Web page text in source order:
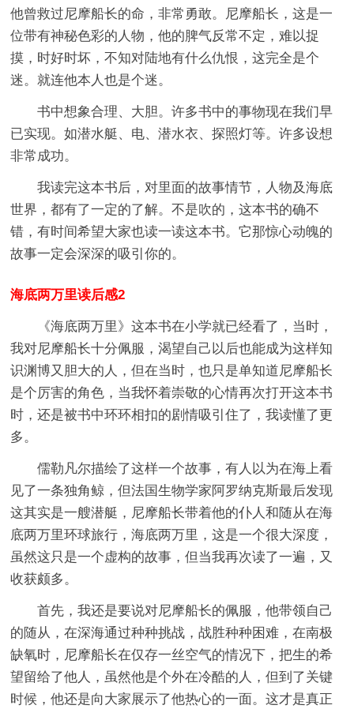
他曾救过尼摩船长的命，非常勇敢。尼摩船长，这是一
位带有神秘色彩的人物，他的脾气反常不定，难以捉
摸，时好时坏，不知对陆地有什么仇恨，这完全是个
迷。就连他本人也是个迷。
书中想象合理、大胆。许多书中的事物现在我们早
已实现。如潜水艇、电、潜水衣、探照灯等。许多设想
非常成功。
我读完这本书后，对里面的故事情节，人物及海底
世界，都有了一定的了解。不是吹的，这本书的确不
错，有时间希望大家也读一读这本书。它那惊心动魄的
故事一定会深深的吸引你的。
海底两万里读后感2
《海底两万里》这本书在小学就已经看了，当时，
我对尼摩船长十分佩服，渴望自己以后也能成为这样知
识渊博又胆大的人，但在当时，也只是单知道尼摩船长
是个厉害的角色，当我怀着崇敬的心情再次打开这本书
时，还是被书中环环相扣的剧情吸引住了，我读懂了更
多。
儒勒凡尔描绘了这样一个故事，有人以为在海上看
见了一条独角鲸，但法国生物学家阿罗纳克斯最后发现
这其实是一艘潜艇，尼摩船长带着他的仆人和随从在海
底两万里环球旅行，海底两万里，这是一个很大深度，
虽然这只是一个虚构的故事，但当我再次读了一遍，又
收获颇多。
首先，我还是要说对尼摩船长的佩服，他带领自己
的随从，在深海通过种种挑战，战胜种种困难，在南极
缺氧时，尼摩船长在仅存一丝空气的情况下，把生的希
望留给了他人，虽然他是个外在冷酷的人，但到了关键
时候，他还是向大家展示了他热心的一面。这才是真正